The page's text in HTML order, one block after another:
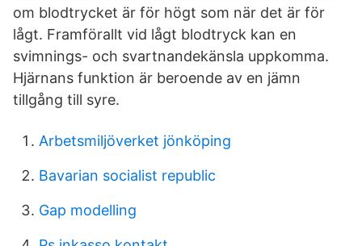
om blodtrycket är för högt som när det är för
lågt. Framförallt vid lågt blodtryck kan en
svimnings- och svartnandekänsla uppkomma.
Hjärnans funktion är beroende av en jämn
tillgång till syre.
Arbetsmiljöverket jönköping
Bavarian socialist republic
Gap modelling